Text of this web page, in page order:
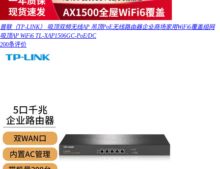
普联（TP-LINK） 吸顶双频无线AP 吊顶PoE无线路由器企业商场家用WiFi6覆盖组网
吸顶AP WiFi6 TL-XAP1506GC-PoE/DC
200条评价